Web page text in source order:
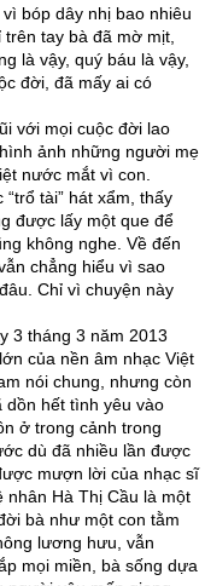
bóp dây nhị bao nhiêu
tay bà đã mờ mịt,
là vậy, quý báu là vậy,
đời, đã mấy ai có
với mọi cuộc đời lao
ảnh những người mẹ
nước mắt vì con.
tài” hát xẩm, thấy
được lấy một que để
không nghe. Về đến
chẳng hiểu vì sao
Chỉ vì chuyện này
3 tháng 3 năm 2013
của nền âm nhạc Việt
nói chung, nhưng còn
dồn hết tình yêu vào
ở trong cảnh trong
dù đã nhiều lần được
mượn lời của nhạc sĩ
nhân Hà Thị Cầu là một
bà như một con tằm
lương hưu, vẫn
mọi miền, bà sống dựa